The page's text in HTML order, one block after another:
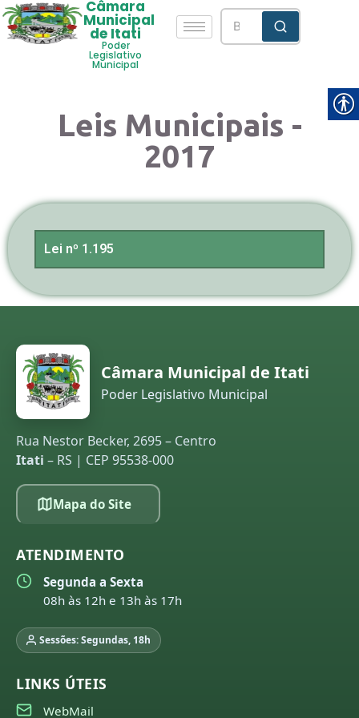
Câmara
Municipal
de Itati
Poder
Legislativo
Municipal
Leis Municipais -
2017
Lei nº 1.195
Câmara Municipal de Itati
Poder Legislativo Municipal
Rua Nestor Becker, 2695 – Centro
Itati – RS | CEP 95538-000
Mapa do Site
ATENDIMENTO
Segunda a Sexta
08h às 12h e 13h às 17h
Sessões: Segundas, 18h
LINKS ÚTEIS
WebMail